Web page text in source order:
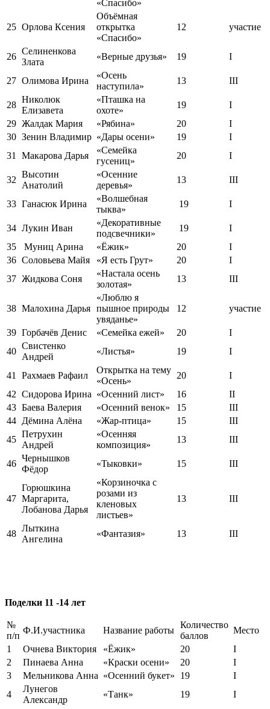
«Спасибо»
25 Орлова Ксения
Объёмная
открытка
«Спасибо»
12 участие
26
Селиненкова
Злата
«Верные друзья» 19 I
27 Олимова Ирина
«Осень
наступила»
13 III
28
Николюк
Елизавета
«Пташка на
охоте»
19
I
29 Жалдак Мария «Рябина» 20
I
30 Зенин Владимир «Дары осени» 19
I
31
Макарова Дарья
«Семейка
гусениц»
20 I
32
Высотин
Анатолий
«Осенние
деревья»
13 III
33 Ганасюк Ирина
«Волшебная
тыква»
19 I
34 Лукин Иван
«Декоративные
подсвечники»
19
I
35
Муниц Арина «Ёжик» 20
I
36 Соловьева Майя «Я есть Грут» 20
I
37 Жидкова Соня
«Настала осень
золотая»
13 III
38 Малохина Дарья
«Люблю я
пышное природы
увяданье»
12 участие
39 Горбачёв Денис «Семейка ежей» 20
I
40
Свистенко
Андрей
«Листья» 19 I
41 Рахмаев Рафаил
Открытка на тему
«Осень»
20
I
42 Сидорова Ирина «Осенний лист» 16
II
43 Баева Валерия «Осенний венок» 15
III
44 Дёмина Алёна «Жар-птица» 15
III
45
Петрухин
Андрей
«Осенняя
композиция»
13 III
46
Чернышков
Фёдор
«Тыковки» 15 III
47
Горюшкина
Маргарита,
Лобанова Дарья
«Корзиночка с
розами из
кленовых
листьев»
13 III
48
Лыткина
Ангелина
«Фантазия» 13 III
Поделки 11 -14 лет
№
п/п
Ф.И.участника Название работы
Количество
баллов
Место
1
Очнева Виктория «Ёжик» 20
I
2
Пинаева Анна «Краски осени» 20
I
3
Мельникова Анна «Осенний букет» 19
I
4
Лунегов
Александр
«Танк» 19
I